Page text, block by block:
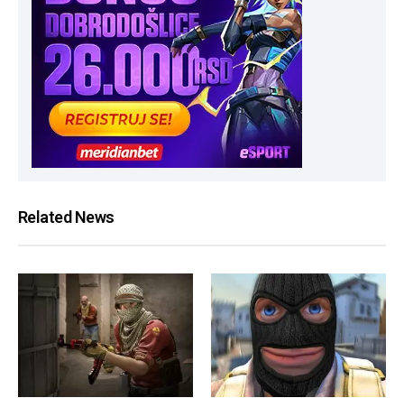
Related News